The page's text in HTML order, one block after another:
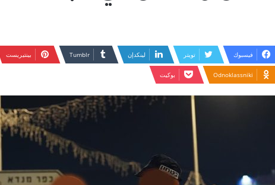
فيسبوك تويتر لينكدإن بينتيريست
Odnoklassniki بوكيت